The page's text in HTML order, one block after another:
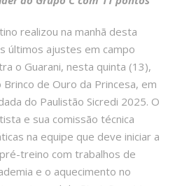
realizou na manhã desta
últimos ajustes em campo
o Guarani, nesta quinta (13),
de Ouro da Princesa, em
do Paulistão Sicredi 2025. O
e sua comissão técnica
na equipe que deve iniciar a
treino com trabalhos de
e o aquecimento no